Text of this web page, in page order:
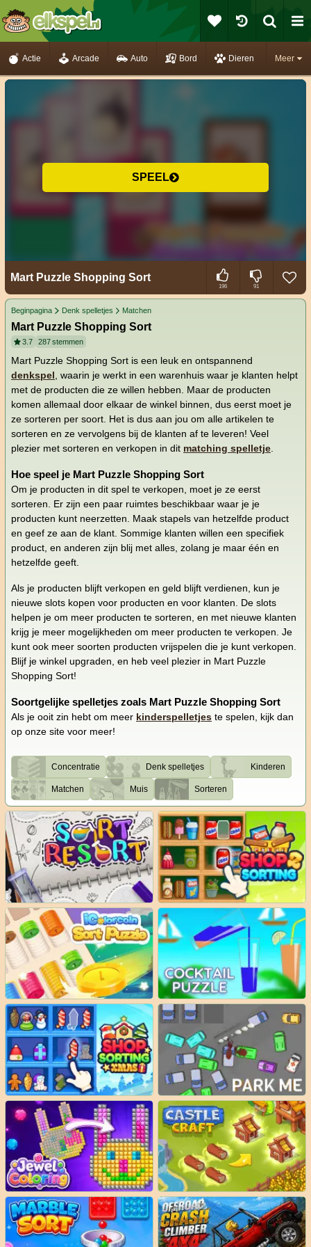
Meer
Actie Arcade Auto Bord Dieren
SPEEL
Mart Puzzle Shopping Sort
196 91
Beginpagina Denk spelletjes Matchen
Mart Puzzle Shopping Sort
3.7 287stemmen
Mart Puzzle Shopping Sort is een leuk en ontspannend
denkspel, waarin je werkt in een warenhuis waar je klanten helpt
met de producten die ze willen hebben. Maar de producten
komen allemaal door elkaar de winkel binnen, dus eerst moet je
ze sorteren per soort. Het is dus aan jou om alle artikelen te
sorteren en ze vervolgens bij de klanten af te leveren! Veel
plezier met sorteren en verkopen in dit matching spelletje.
Hoe speel je Mart Puzzle Shopping Sort
Om je producten in dit spel te verkopen, moet je ze eerst
sorteren. Er zijn een paar ruimtes beschikbaar waar je je
producten kunt neerzetten. Maak stapels van hetzelfde product
en geef ze aan de klant. Sommige klanten willen een specifiek
product, en anderen zijn blij met alles, zolang je maar één en
hetzelfde geeft.
Als je producten blijft verkopen en geld blijft verdienen, kun je
nieuwe slots kopen voor producten en voor klanten. De slots
helpen je om meer producten te sorteren, en met nieuwe klanten
krijg je meer mogelijkheden om meer producten te verkopen. Je
kunt ook meer soorten producten vrijspelen die je kunt verkopen.
Blijf je winkel upgraden, en heb veel plezier in Mart Puzzle
Shopping Sort!
Soortgelijke spelletjes zoals Mart Puzzle Shopping Sort
Als je ooit zin hebt om meer kinderspelletjes te spelen, kijk dan
op onze site voor meer!
Concentratie Denk spelletjes Kinderen
Matchen Muis Sorteren